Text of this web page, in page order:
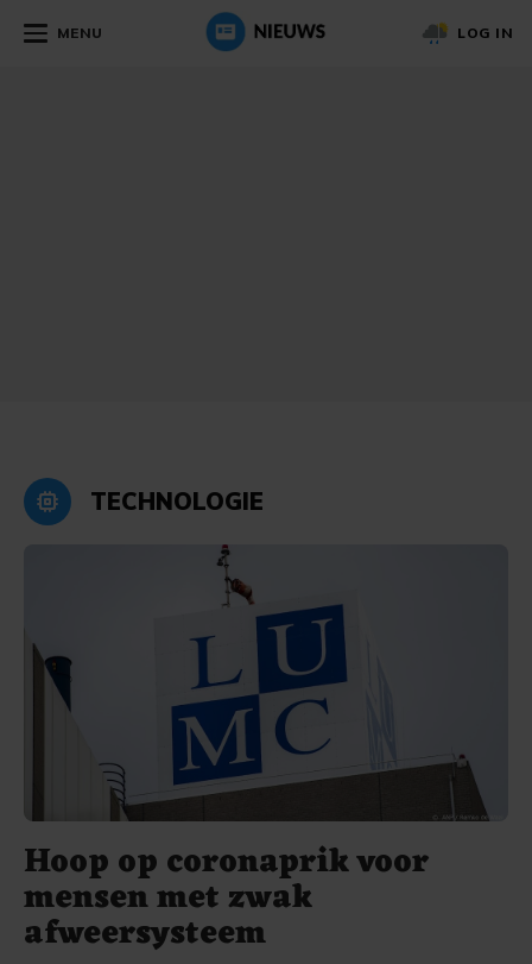
MENU LOG IN
TECHNOLOGIE
Hoop op coronaprik voor
mensen met zwak
afweersysteem